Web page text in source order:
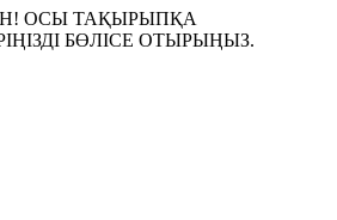
ОСЫ ТАҚЫРЫПҚА
БӨЛІСЕ ОТЫРЫҢЫЗ.